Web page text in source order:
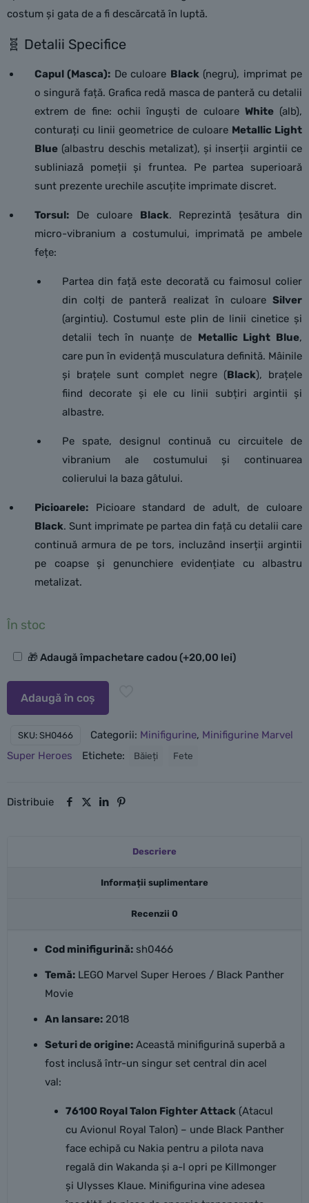
costum și gata de a fi descărcată în luptă.
🧬 Detalii Specifice
Capul (Masca): De culoare Black(negru), imprimat pe
o singură față. Grafica redă masca de panteră cu detalii
extrem de fine: ochii înguști de culoare White(alb),
conturați cu linii geometrice de culoare Metallic Light
Blue (albastru deschis metalizat), și inserții argintii ce
subliniază pomeții și fruntea. Pe partea superioară
sunt prezente urechile ascuțite imprimate discret.
Torsul: De culoare Black. Reprezintă țesătura din
micro-vibranium a costumului, imprimată pe ambele
fețe:
Partea din față este decorată cu faimosul colier
din colți de panteră realizat în culoare Silver
(argintiu). Costumul este plin de linii cinetice și
detalii tech în nuanțe de Metallic Light Blue,
care pun în evidență musculatura definită. Mâinile
și brațele sunt complet negre (Black), brațele
fiind decorate și ele cu linii subțiri argintii și
albastre.
Pe spate, designul continuă cu circuitele de
vibranium ale costumului și continuarea
colierului la baza gâtului.
Picioarele: Picioare standard de adult, de culoare
Black. Sunt imprimate pe partea din față cu detalii care
continuă armura de pe tors, incluzând inserții argintii
pe coapse și genunchiere evidențiate cu albastru
metalizat.
În stoc
Opțiuni🎁 Adaugă împachetare cadou(+20,00 lei)
Adaugă în coș
SKU: SH0466 Categorii: Minifigurine, Minifigurine Marvel
Super Heroes
Etichete: Băieți Fete
Distribuie
Descriere
Informații suplimentare
Recenzii 0
Cod minifigurină:sh0466
Temă:LEGO Marvel Super Heroes / Black Panther
Movie
An lansare:2018
Seturi de origine:Această minifigurină superbă a
fost inclusă într-un singur set central din acel
val:
76100 Royal Talon Fighter Attack(Atacul
cu Avionul Royal Talon) – unde Black Panther
face echipă cu Nakia pentru a pilota nava
regală din Wakanda și a-l opri pe Killmonger
și Ulysses Klaue. Minifigurina vine adesea